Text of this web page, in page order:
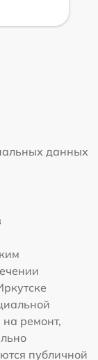
данных
ремонт,
публичной